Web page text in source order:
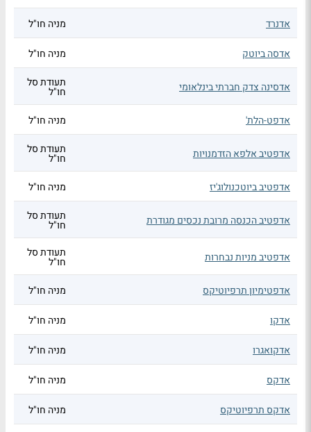
אדנרד מניה חו"ל
אדסה ביוטק מניה חו"ל
אדסינה צדק חברתי בינלאומי תעודת סל
חו"ל
אדפט-הלת'
מניה חו"ל
אדפטיב אלפא הזדמנויות תעודת סל
חו"ל
אדפטיב ביוטכנולוג'יז
מניה חו"ל
אדפטיב הכנסה מרובת נכסים מגודרת תעודת סל
חו"ל
אדפטיב מניות נבחרות תעודת סל
חו"ל
אדפטימיון תרפיוטיקס
מניה חו"ל
אדקו מניה חו"ל
אדקואגרו מניה חו"ל
אדקס מניה חו"ל
אדקס תרפיוטיקס מניה חו"ל